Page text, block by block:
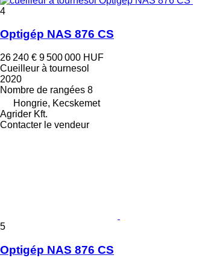
4
Optigép NAS 876 CS
26 240 € 9 500 000 HUF
Cueilleur à tournesol
2020
Nombre de rangées 8
Hongrie, Kecskemet
Agrider Kft.
Contacter le vendeur
5
Optigép NAS 876 CS